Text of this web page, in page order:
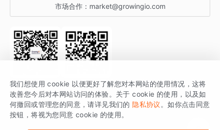
开发者文档
SDK 文档
场景指南
行业活动
市场合作： market@growingio.com
关注公众号 获取更多干货
GrowingIO 是专注于数据智能分析与增长的品牌，核心平台为 GrowingIO
分析云。
我们想使用 cookie 以便更好了解您对本网站的使用情况，这将
改善您今后对本网站访问的体验。关于 cookie 的使用，以及如
何撤回或管理您的同意，请详见我们的 隐私协议 。如你点击同意
按钮，将视为您同意 cookie 的使用。